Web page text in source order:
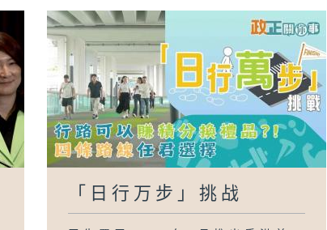
「日行万步」挑战